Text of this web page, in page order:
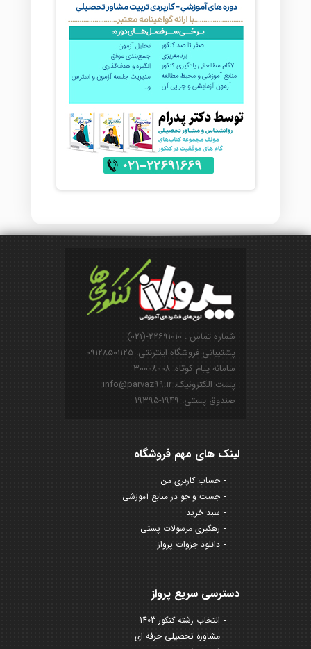
شماره تماس : ۲۲۶۹۱۰۱۰-(۰۲۱)
پشتیبانی فروشگاه اینترنتی: ۰۹۱۲۸۵۰۱۱۲۵
سامانه پیام کوتاه: ۳۰۰۰۸۰۰۸
پست الکترونیک: info@parvaz99.ir
صندوق پستی: ۱۹۴۹-۱۹۳۹۵
لینک های مهم فروشگاه
حساب کاربری من
جست و جو در منابع آموزشی
سبد خرید
رهگیری مرسولات پستی
دانلود جزوات پرواز
دسترسی سریع پرواز
انتخاب رشته کنکور 1403
مشاوره تحصیلی حرفه ای